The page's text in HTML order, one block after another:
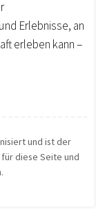
Erlebnisse, an
erleben kann –
und ist der
diese Seite und